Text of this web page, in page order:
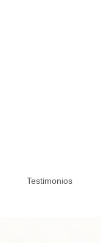
Testimonios